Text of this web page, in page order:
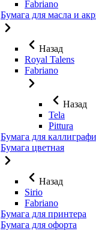
Fabriano
Бумага для масла и
Назад
Royal Talens
Fabriano
Назад
Tela
Pittura
Бумага для
Бумага цветная
Назад
Sirio
Fabriano
Бумага для принтера
Бумага для офорта